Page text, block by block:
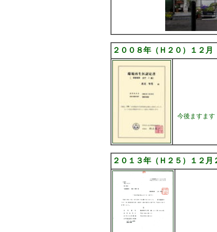
２００８年（Ｈ２０）１２
今後ますます
２０１３年（Ｈ２５）１